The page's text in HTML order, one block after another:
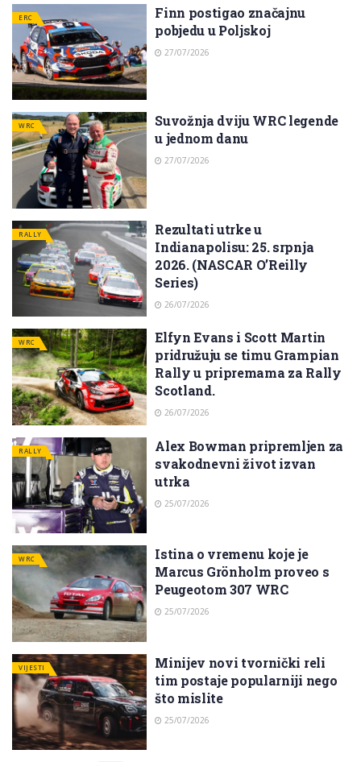
ERC
Finn postigao značajnu
pobjedu u Poljskoj
27/07/2026
WRC
Suvožnja dviju WRC legende
u jednom danu
27/07/2026
RALLY
Rezultati utrke u
Indianapolisu: 25. srpnja
2026. (NASCAR O’Reilly
Series)
26/07/2026
WRC
Elfyn Evans i Scott Martin
pridružuju se timu Grampian
Rally u pripremama za Rally
Scotland.
26/07/2026
RALLY
Alex Bowman pripremljen za
svakodnevni život izvan
utrka
25/07/2026
WRC
Istina o vremenu koje je
Marcus Grönholm proveo s
Peugeotom 307 WRC
25/07/2026
VIJESTI
Minijev novi tvornički reli
tim postaje popularniji nego
što mislite
25/07/2026